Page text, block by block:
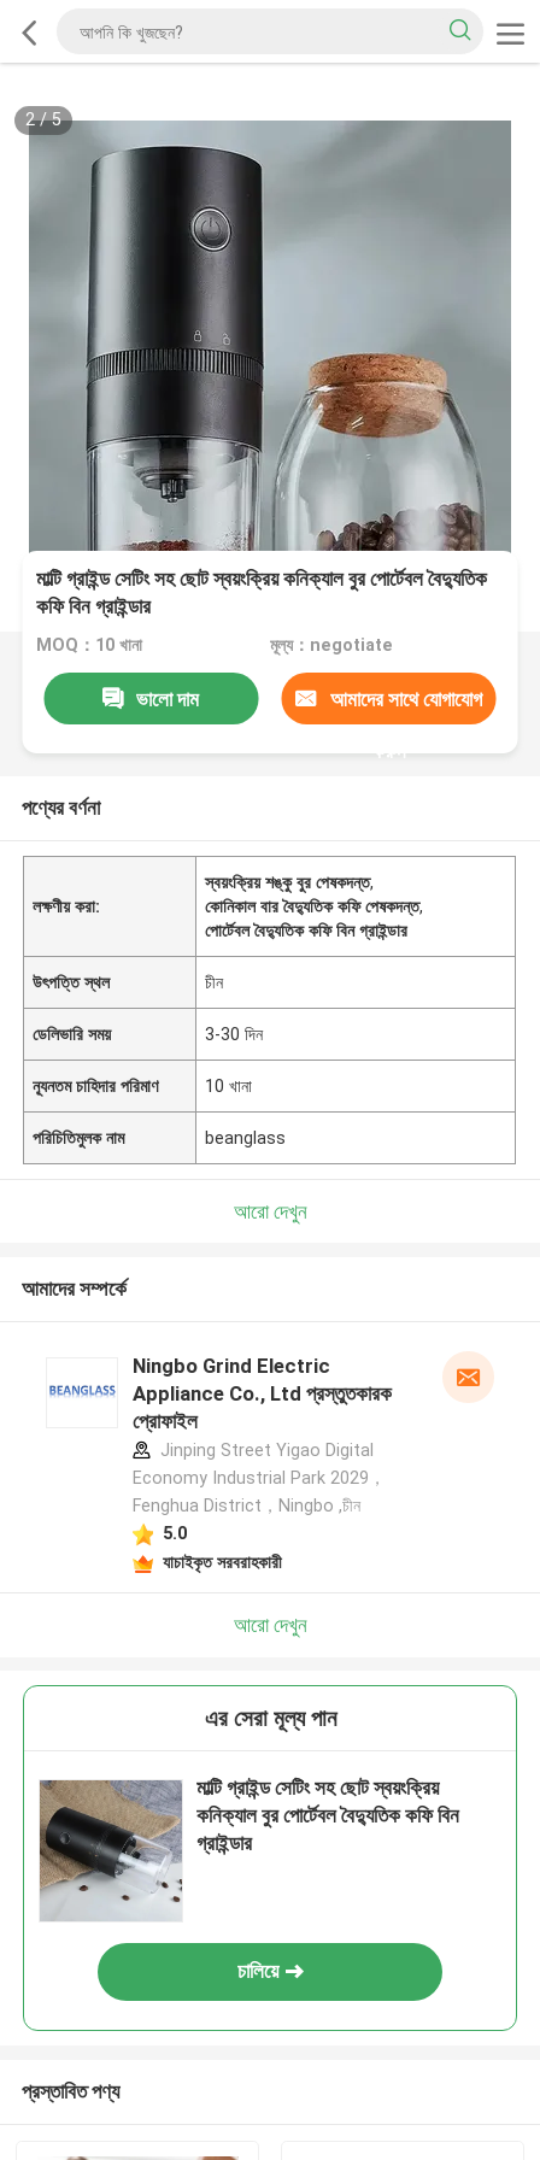
2/5
মাল্টি গ্রাইন্ড সেটিং সহ ছোট স্বয়ংক্রিয় কনিক্যাল বুর পোর্টেবল বৈদ্যুতিক
কফি বিন গ্রাইন্ডার
MOQ：10 খানা মূল্য：negotiate
ভালো দাম আমাদের সাথে যোগাযোগ
করুন
পণ্যের বর্ণনা
লক্ষণীয় করা:
স্বয়ংক্রিয় শঙ্কু বুর পেষকদন্ত,
কোনিকাল বার বৈদ্যুতিক কফি পেষকদন্ত,
পোর্টেবল বৈদ্যুতিক কফি বিন গ্রাইন্ডার
উৎপত্তি স্থল চীন
ডেলিভারি সময় 3-30 দিন
ন্যূনতম চাহিদার পরিমাণ 10 খানা
পরিচিতিমুলক নাম beanglass
আরো দেখুন
আমাদের সম্পর্কে
Ningbo Grind Electric
Appliance Co., Ltd প্রস্তুতকারক
প্রোফাইল
Jinping Street Yigao Digital
Economy Industrial Park 2029，
Fenghua District，Ningbo ,চীন
5.0
যাচাইকৃত সরবরাহকারী
আরো দেখুন
এর সেরা মূল্য পান
মাল্টি গ্রাইন্ড সেটিং সহ ছোট স্বয়ংক্রিয়
কনিক্যাল বুর পোর্টেবল বৈদ্যুতিক কফি বিন
গ্রাইন্ডার
চালিয়ে
প্রস্তাবিত পণ্য